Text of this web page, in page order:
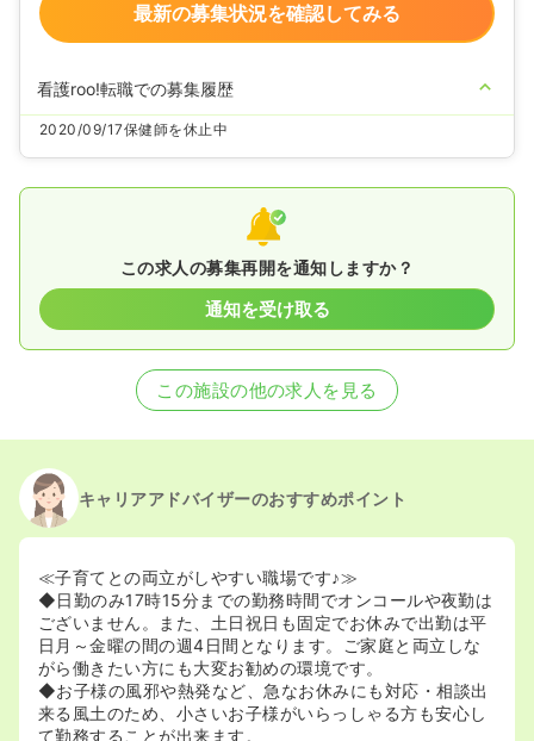
最新の募集状況を確認してみる
看護roo!転職での募集履歴
2020/09/17保健師を休止中
この求人の募集再開を通知しますか？
通知を受け取る
この施設の他の求人を見る
キャリアアドバイザーのおすすめポイント
≪子育てとの両立がしやすい職場です♪≫
◆日勤のみ17時15分までの勤務時間でオンコールや夜勤は
ございません。また、土日祝日も固定でお休みで出勤は平
日月～金曜の間の週4日間となります。ご家庭と両立しな
がら働きたい方にも大変お勧めの環境です。
◆お子様の風邪や熱発など、急なお休みにも対応・相談出
来る風土のため、小さいお子様がいらっしゃる方も安心し
て勤務することが出来ます。